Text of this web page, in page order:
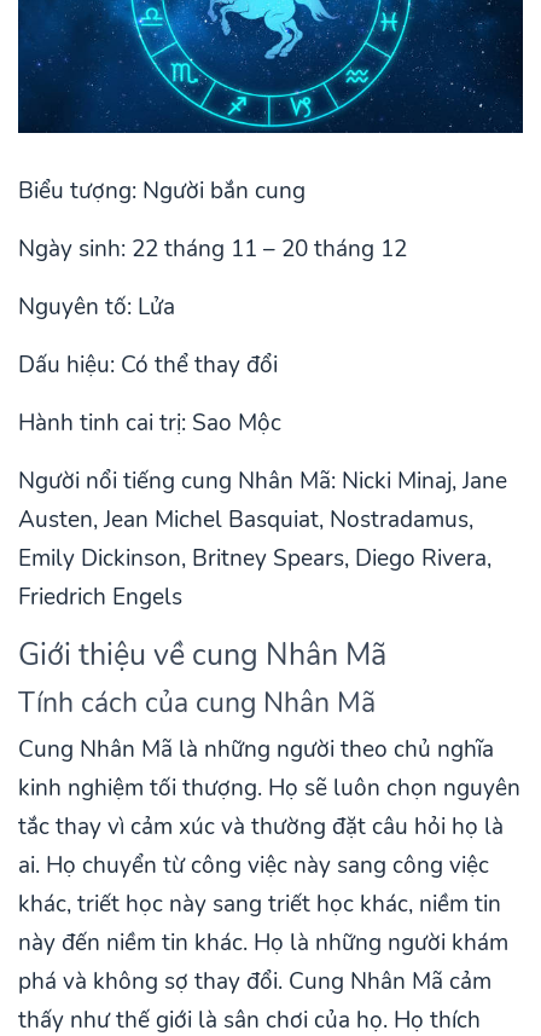
Biểu tượng: Người bắn cung
Ngày sinh: 22 tháng 11 – 20 tháng 12
Nguyên tố: Lửa
Dấu hiệu: Có thể thay đổi
Hành tinh cai trị: Sao Mộc
Người nổi tiếng cung Nhân Mã: Nicki Minaj, Jane
Austen, Jean Michel Basquiat, Nostradamus,
Emily Dickinson, Britney Spears, Diego Rivera,
Friedrich Engels
Giới thiệu về cung Nhân Mã
Tính cách của cung Nhân Mã
Cung Nhân Mã là những người theo chủ nghĩa
kinh nghiệm tối thượng. Họ sẽ luôn chọn nguyên
tắc thay vì cảm xúc và thường đặt câu hỏi họ là
ai. Họ chuyển từ công việc này sang công việc
khác, triết học này sang triết học khác, niềm tin
này đến niềm tin khác. Họ là những người khám
phá và không sợ thay đổi. Cung Nhân Mã cảm
thấy như thế giới là sân chơi của họ. Họ thích